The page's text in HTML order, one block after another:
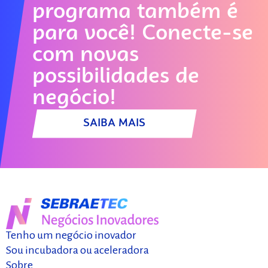
escala e se conectar
com investidores?
Comece aqui!
SAIBA MAIS
programa também é
para você! Conecte-se
com novas
possibilidades de
negócio!
SAIBA MAIS
Tenho um negócio inovador
Sou incubadora ou aceleradora
Sobre